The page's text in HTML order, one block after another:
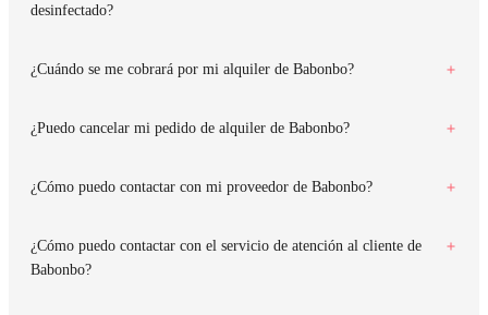
desinfectado?
¿Cuándo se me cobrará por mi alquiler de Babonbo?
¿Puedo cancelar mi pedido de alquiler de Babonbo?
¿Cómo puedo contactar con mi proveedor de Babonbo?
¿Cómo puedo contactar con el servicio de atención al cliente de
Babonbo?